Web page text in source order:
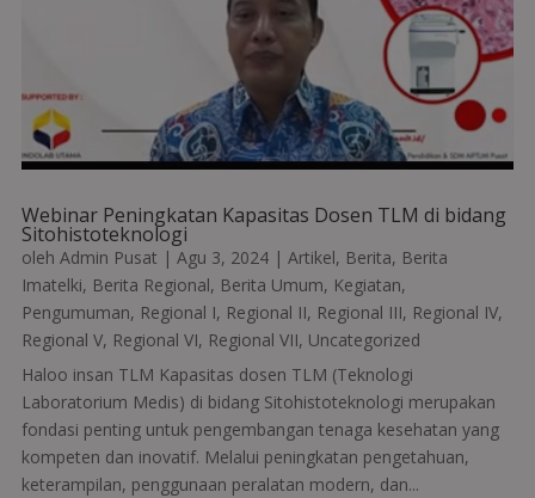
Webinar Peningkatan Kapasitas Dosen TLM di bidang
Sitohistoteknologi
oleh Admin Pusat | Agu 3, 2024| Artikel, Berita, Berita
Imatelki, Berita Regional, Berita Umum, Kegiatan,
Pengumuman, Regional I, Regional II, Regional III, Regional IV,
Regional V, Regional VI, Regional VII, Uncategorized
Haloo insan TLM Kapasitas dosen TLM (Teknologi
Laboratorium Medis) di bidang Sitohistoteknologi merupakan
fondasi penting untuk pengembangan tenaga kesehatan yang
kompeten dan inovatif. Melalui peningkatan pengetahuan,
keterampilan, penggunaan peralatan modern, dan...